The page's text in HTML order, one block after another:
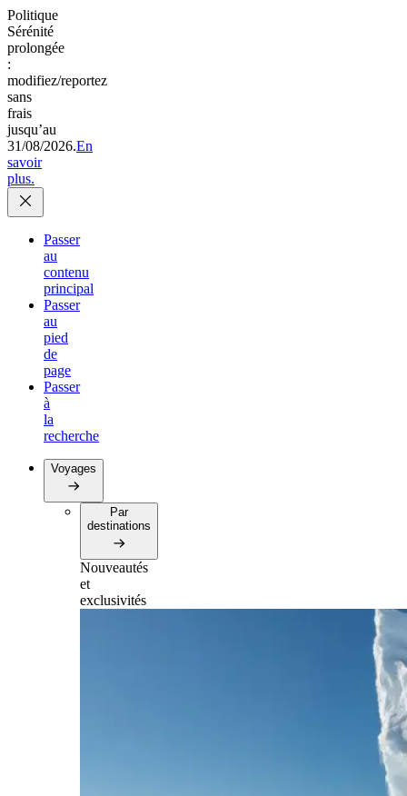
Politique
Sérénité
prolongée
:
modifiez/reportez
sans
frais
jusqu’au
31/08/2026.En
savoir
plus.
Passer
au
contenu
principal
Passer
au
pied
de
page
Passer
à
la
recherche
Voyages
Par
destinations
Nouveautés
et
exclusivités